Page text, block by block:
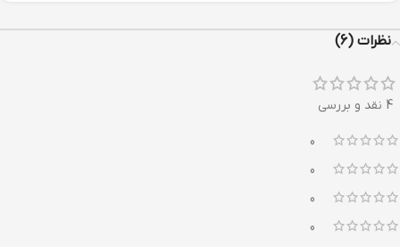
نظرات (6)
4 نقد و بررسی
0
0
0
0